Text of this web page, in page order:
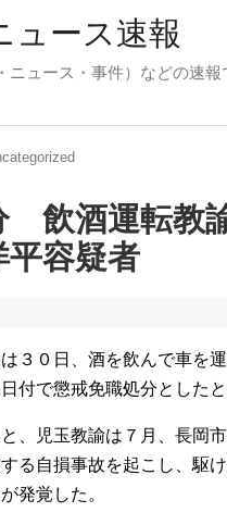
ュース速報
ニュース・事件）などの速報
飲酒運転
平容疑者
３０日、酒を飲んで車を
付で懲戒免職処分としたと
、児玉教諭は７月、長岡
る自損事故を起こし、駆
発覚した。